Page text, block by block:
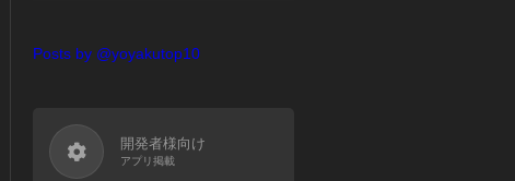
Posts by @yoyakutop10
開発者様向け
アプリ掲載